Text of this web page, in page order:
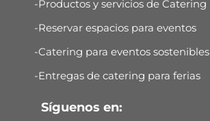
-Productos y servicios de Catering
-Reservar espacios para eventos
-Catering para eventos sostenibles
-Entregas de catering para ferias
Síguenos en: